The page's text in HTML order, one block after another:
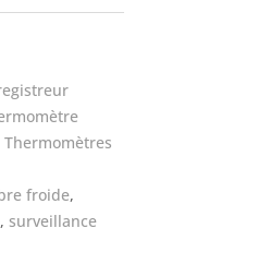
Thermomètres
froide,
, surveillance